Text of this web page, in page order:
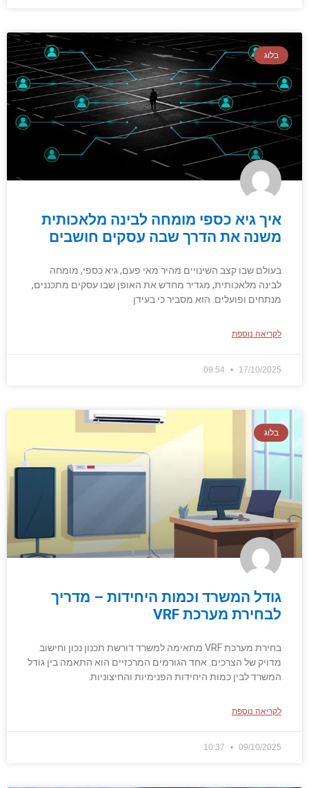
בלוג
איך גיא כספי מומחה לבינה מלאכותית
משנה את הדרך שבה עסקים חושבים
בעולם שבו קצב השינויים מהיר מאי פעם, גיא כספי, מומחה
לבינה מלאכותית, מגדיר מחדש את האופן שבו עסקים מתכננים,
מנתחים ופועלים. הוא מסביר כי בעידן
לקריאה נוספת
17/10/2025
בלוג
גודל המשרד וכמות היחידות – מדריך
לבחירת מערכת VRF
בחירת מערכת VRF מתאימה למשרד דורשת תכנון נכון וחישוב
מדויק של הצרכים. אחד הגורמים המרכזיים הוא התאמה בין גודל
המשרד לבין כמות היחידות הפנימיות והחיצוניות.
לקריאה נוספת
09/10/2025